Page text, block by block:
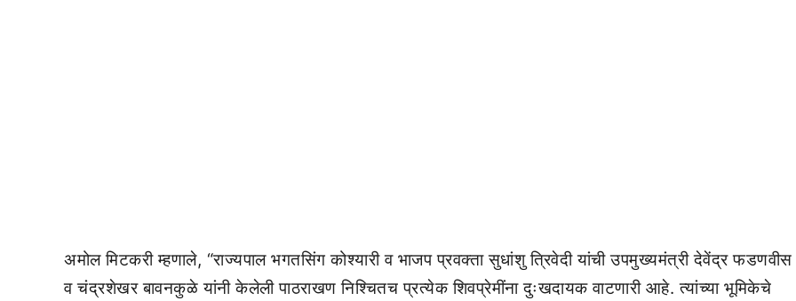
अमोल मिटकरी म्हणाले, “राज्यपाल भगतसिंग कोश्यारी व भाजप प्रवक्ता सुधांशु त्रिवेदी यांची उपमुख्यमंत्री देवेंद्र फडणवीस
व चंद्रशेखर बावनकुळे यांनी केलेली पाठराखण निश्चितच प्रत्येक शिवप्रेमींना दुःखदायक वाटणारी आहे. त्यांच्या भूमिकेचे